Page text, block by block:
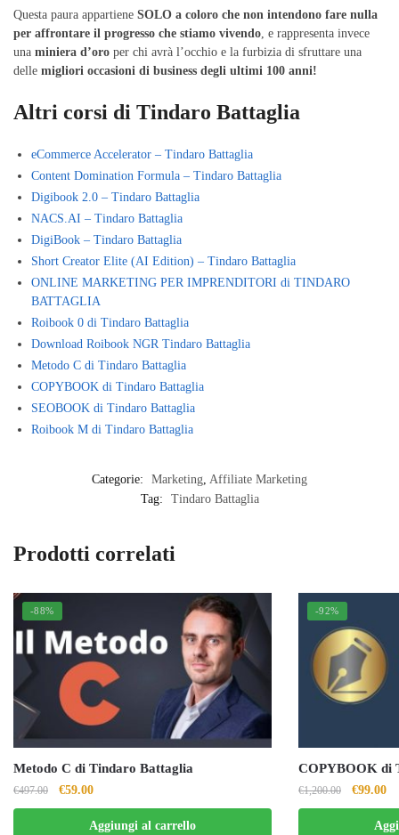
Questa paura appartiene SOLO a coloro che non intendono fare nulla
per affrontare il progresso che stiamo vivendo , e rappresenta invece
una miniera d’oro per chi avrà l’occhio e la furbizia di sfruttare una
delle migliori occasioni di business degli ultimi 100 anni!
Altri corsi di Tindaro Battaglia
eCommerce Accelerator – Tindaro Battaglia
Content Domination Formula – Tindaro Battaglia
Digibook 2.0 – Tindaro Battaglia
NACS.AI – Tindaro Battaglia
DigiBook – Tindaro Battaglia
Short Creator Elite (AI Edition) – Tindaro Battaglia
ONLINE MARKETING PER IMPRENDITORI di TINDARO
BATTAGLIA
Roibook 0 di Tindaro Battaglia
Download Roibook NGR Tindaro Battaglia
Metodo C di Tindaro Battaglia
COPYBOOK di Tindaro Battaglia
SEOBOOK di Tindaro Battaglia
Roibook M di Tindaro Battaglia
Categorie: Marketing, Affiliate Marketing
Tag:
Tindaro Battaglia
Prodotti correlati
-88%
Metodo C di Tindaro Battaglia
€497.00
Il
prezzo
originale
€59.00Il
prezzo
attuale
Aggiungi al carrello
-92%
COPYBOOK di
€1,200.00
Il
prezzo
originale
€99.00Il